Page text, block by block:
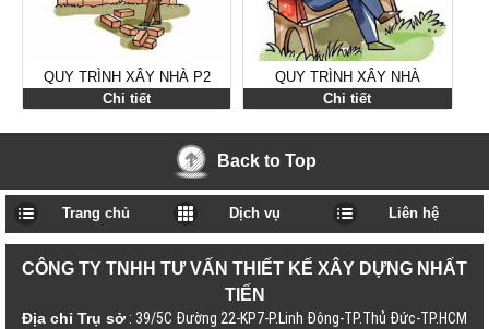
QUY TRÌNH XÂY NHÀ P2
Chi tiết
QUY TRÌNH XÂY NHÀ
Chi tiết
Back to Top
Trang chủ Dịch vụ Liên hệ
CÔNG TY TNHH TƯ VẤN THIẾT KẾ XÂY DỰNG NHẤT
TIẾN
Địa chỉ Trụ sở : 39/5C Đường 22-KP7-P.Linh Đông-TP.Thủ Đức-TP.HCM